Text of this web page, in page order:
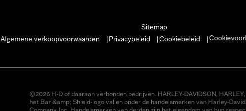
Sitemap
Algemene verkoopvoorwaarden Privacybeleid Cookiebeleid
©2026 H-D of daaraan verbonden bedrijven. HARLEY-DAVIDSON, HARLEY,
het Bar &amp; Shield-logo vallen onder de handelsmerken van Harley-